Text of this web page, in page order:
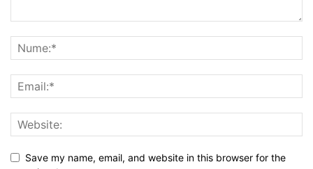
Save my name, email, and website in this browser for the